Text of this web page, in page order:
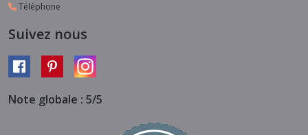
Téléphone
Suivez nous
Note globale : 5/5